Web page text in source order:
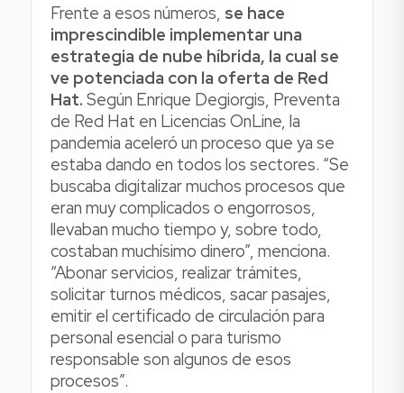
Frente a esos números, se hace
imprescindible implementar una
estrategia de nube híbrida, la cual se
ve potenciada con la oferta de Red
Hat. Según Enrique Degiorgis, Preventa
de Red Hat en Licencias OnLine, la
pandemia aceleró un proceso que ya se
estaba dando en todos los sectores. “Se
buscaba digitalizar muchos procesos que
eran muy complicados o engorrosos,
llevaban mucho tiempo y, sobre todo,
costaban muchísimo dinero”, menciona.
“Abonar servicios, realizar trámites,
solicitar turnos médicos, sacar pasajes,
emitir el certificado de circulación para
personal esencial o para turismo
responsable son algunos de esos
procesos”.